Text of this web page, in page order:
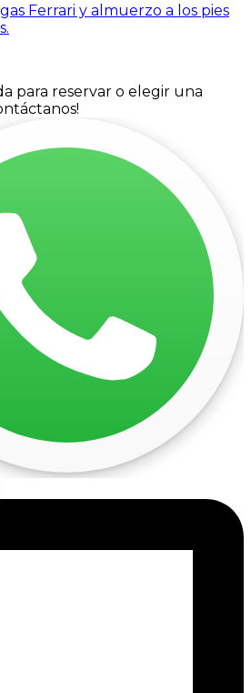
Ferrari y almuerzo a los pies
para reservar o elegir una